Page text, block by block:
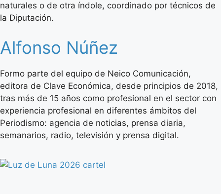
naturales o de otra índole, coordinado por técnicos de
la Diputación.
Alfonso Núñez
Formo parte del equipo de Neico Comunicación,
editora de Clave Económica, desde principios de 2018,
tras más de 15 años como profesional en el sector con
experiencia profesional en diferentes ámbitos del
Periodismo: agencia de noticias, prensa diaria,
semanarios, radio, televisión y prensa digital.